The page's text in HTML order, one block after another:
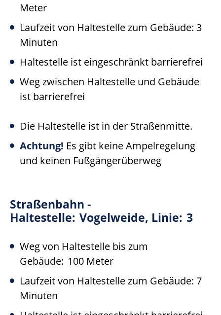
Meter
Laufzeit von Haltestelle zum Gebäude: 3
Minuten
Haltestelle ist eingeschränkt barrierefrei
Weg zwischen Haltestelle und Gebäude
ist barrierefrei
Die Haltestelle ist in der Straßenmitte.
Achtung! Es gibt keine Ampelregelung
und keinen Fußgängerüberweg
Straßenbahn -
Haltestelle: Vogelweide, Linie: 3
Weg von Haltestelle bis zum
Gebäude: 100 Meter
Laufzeit von Haltestelle zum Gebäude: 7
Minuten